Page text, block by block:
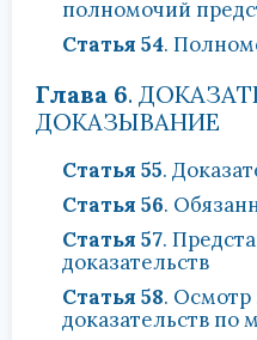
полномочий
Статья 54.
Глава 6.
ДОКАЗЫВАНИЕ
Статья 55.
Статья 56.
Статья 57.
доказательств
Статья 58. Осмотр
доказательств по